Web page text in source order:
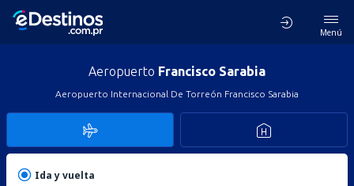
Menú
Aeropuerto Francisco Sarabia
Aeropuerto Internacional De Torreón Francisco Sarabia
Ida y vuelta